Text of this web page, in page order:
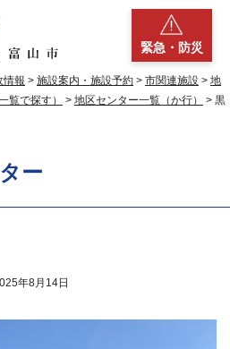
緊急・防災
情報 > 施設案内・施設予約 > 市関連施設 > 地
覧で探す） > 地区センター一覧（か行）
> 黒
ー
年8月14日